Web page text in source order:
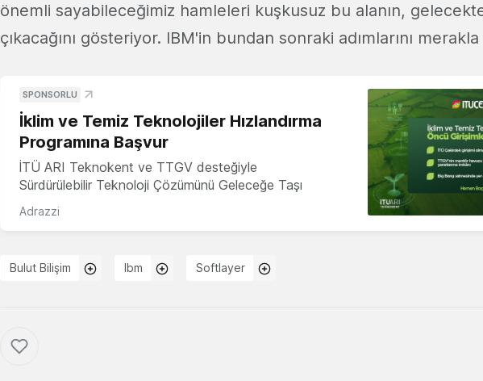
önemli sayabileceğimiz hamleleri kuşkusuz bu alanın,
çıkacağını gösteriyor. IBM'in bundan sonraki adımlarını
SPONSORLU
İklim ve Temiz Teknolojiler Hızlandırma
Programına Başvur
İTÜ ARI Teknokent ve TTGV desteğiyle
Sürdürülebilir Teknoloji Çözümünü Geleceğe Taşı
Adrazzi
Bulut Bilişim Ibm Softlayer